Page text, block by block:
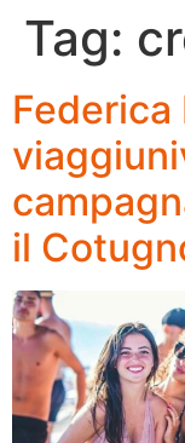
Tag:
Federica
il